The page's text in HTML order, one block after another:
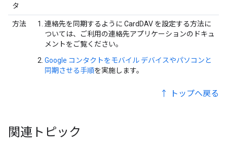
タ
方法
連絡先を同期するように CardDAV を設定する方法に
ついては、ご利用の連絡先アプリケーションのドキュ
メントをご覧ください。
Google コンタクトをモバイル デバイスやパソコンと
同期させる手順を実施します。
↑ トップへ戻る
関連トピック